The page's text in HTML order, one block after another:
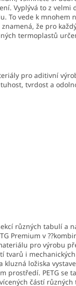
Vyplývá to z velmi
To vede k mnohem
že pro
termoplastů
pro aditivní
tvrdost a
různých tabulí a
Premium v
pro výrobu
tvarů i mechanických
kluzná ložiska
prostředí. PETG se
částí různých